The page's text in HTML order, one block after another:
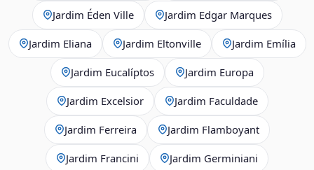
Jardim Éden Ville Jardim Edgar Marques
Jardim Eliana Jardim Eltonville Jardim Emília
Jardim Eucalíptos Jardim Europa
Jardim Excelsior Jardim Faculdade
Jardim Ferreira Jardim Flamboyant
Jardim Francini Jardim Germiniani